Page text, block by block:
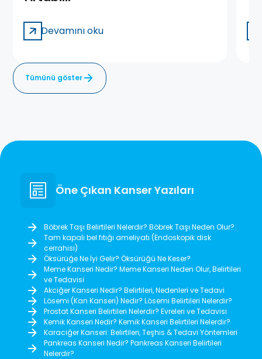
Devamını oku
Tümünü göster
Öne Çıkan Kanser Yazıları
Böbrek Taşı Belirtileri Nelerdir? Böbrek Taşı Neden Olur?
Tam kapalı bel fıtığı ameliyatı (Endoskopik disk
cerrahisi)
Öksürüğe Ne İyi Gelir? Öksürüğü Ne Keser?
Meme Kanseri Nedir? Meme Kanseri Neden Olur, Belirtileri
ve Tedavisi
Akciğer Kanseri Nedir? Belirtileri, Nedenleri ve Tedavi
Lösemi (Kan Kanseri) Nedir? Lösemi Belirtileri Nelerdir?
Prostat Kanseri Belirtileri Nelerdir? Evreleri ve Tedavisi
Kemik Kanseri Nedir? Kemik Kanseri Belirtileri Nelerdir?
Karaciğer Kanseri: Belirtileri, Teşhis & Tedavi Yöntemleri
Pankreas Kanseri Nedir? Pankreas Kanseri Belirtileri
Nelerdir?